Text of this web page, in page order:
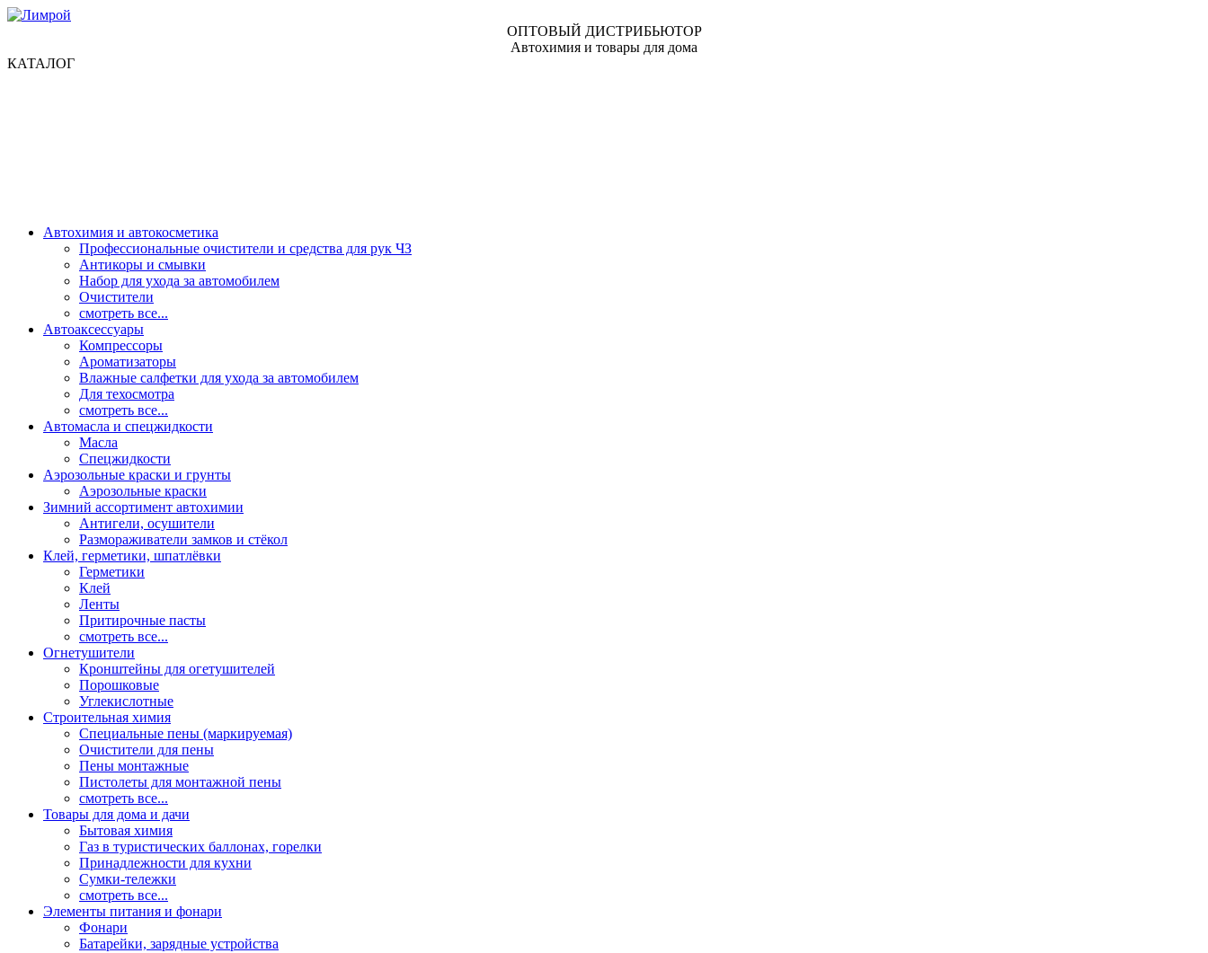
ОПТОВЫЙ ДИСТРИБЬЮТОР
Автохимия и товары для дома
КАТАЛОГ
Автохимия и автокосметика
Профессиональные очистители и средства для рук ЧЗ
Антикоры и смывки
Набор для ухода за автомобилем
Очистители
смотреть все...
Автоаксессуары
Компрессоры
Ароматизаторы
Влажные салфетки для ухода за автомобилем
Для техосмотра
смотреть все...
Автомасла и спецжидкости
Масла
Спецжидкости
Аэрозольные краски и грунты
Аэрозольные краски
Зимний ассортимент автохимии
Антигели, осушители
Размораживатели замков и стёкол
Клей, герметики, шпатлёвки
Герметики
Клей
Ленты
Притирочные пасты
смотреть все...
Огнетушители
Кронштейны для огетушителей
Порошковые
Углекислотные
Строительная химия
Специальные пены (маркируемая)
Очистители для пены
Пены монтажные
Пистолеты для монтажной пены
смотреть все...
Товары для дома и дачи
Бытовая химия
Газ в туристических баллонах, горелки
Принадлежности для кухни
Сумки-тележки
смотреть все...
Элементы питания и фонари
Фонари
Батарейки, зарядные устройства